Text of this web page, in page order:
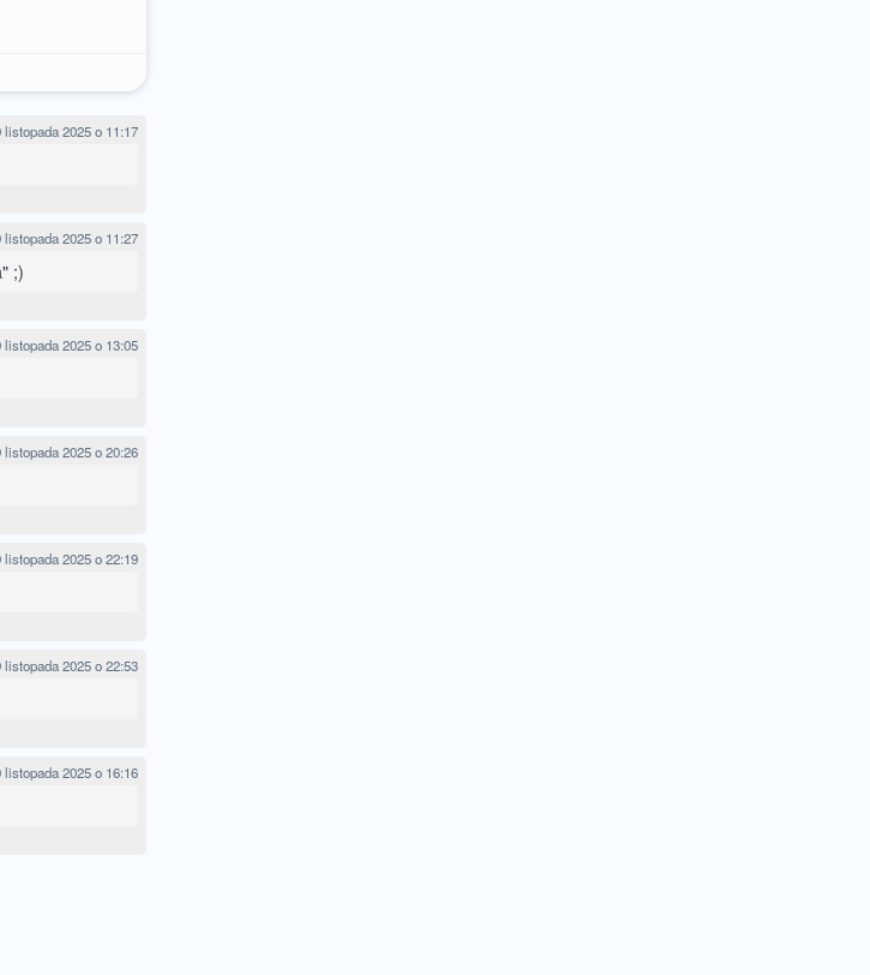
listopada 2025 o 11:17
listopada 2025 o 11:27
;)
listopada 2025 o 13:05
listopada 2025 o 20:26
listopada 2025 o 22:19
listopada 2025 o 22:53
listopada 2025 o 16:16